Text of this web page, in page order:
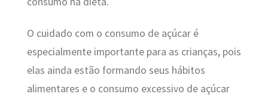
O cuidado com o consumo de açúcar é
especialmente importante para as crianças, pois
elas ainda estão formando seus hábitos
alimentares e o consumo excessivo de açúcar